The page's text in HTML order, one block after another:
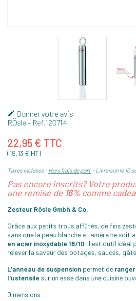
 Donner votre avis
RÖsle - Ref.120714
22,95 € TTC
(19,13 € HT)
Taxes incluses Hors frais de port Livraison le 10
Pas encore inscrits? Votre
une remise de 16% comme
Zesteur Rösle Gmbh & Co.
Grâce aux petits trous affûtés, de fins
sans que la peau blanche et amère ne soit
en acier inoxydable 18/10. Il est outil idéal
relever la saveur des potages, sauces,
L'anneau de suspension permet de
l'ustensile sur un esse dans une cuisine
Dimensions :